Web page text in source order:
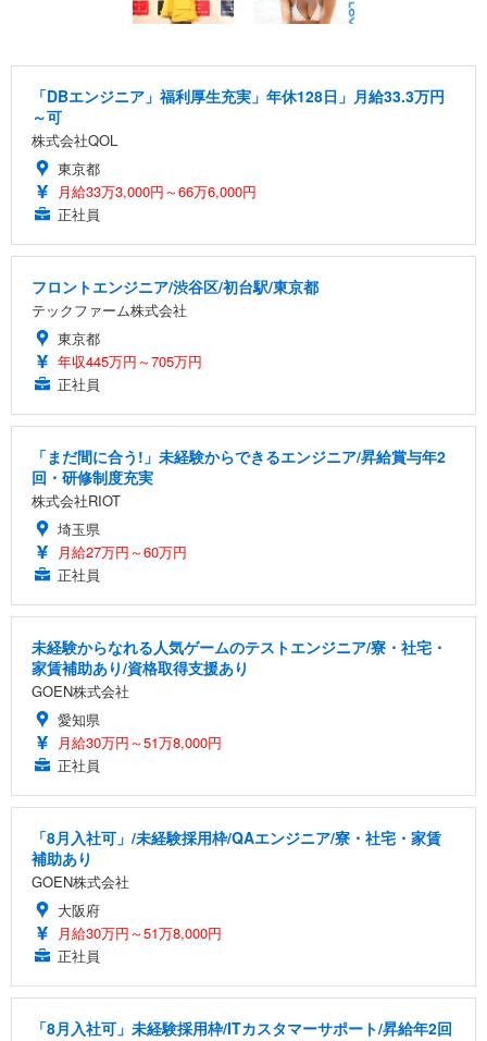
「DBエンジニア」福利厚生充実」年休128日」月給33.3万円
～可
株式会社QOL
東京都
月給33万3,000円～66万6,000円
正社員
フロントエンジニア/渋谷区/初台駅/東京都
テックファーム株式会社
東京都
年収445万円～705万円
正社員
「まだ間に合う!」未経験からできるエンジニア/昇給賞与年2
回・研修制度充実
株式会社RIOT
埼玉県
月給27万円～60万円
正社員
未経験からなれる人気ゲームのテストエンジニア/寮・社宅・
家賃補助あり/資格取得支援あり
GOEN株式会社
愛知県
月給30万円～51万8,000円
正社員
「8月入社可」/未経験採用枠/QAエンジニア/寮・社宅・家賃
補助あり
GOEN株式会社
大阪府
月給30万円～51万8,000円
正社員
「8月入社可」未経験採用枠/ITカスタマーサポート/昇給年2回